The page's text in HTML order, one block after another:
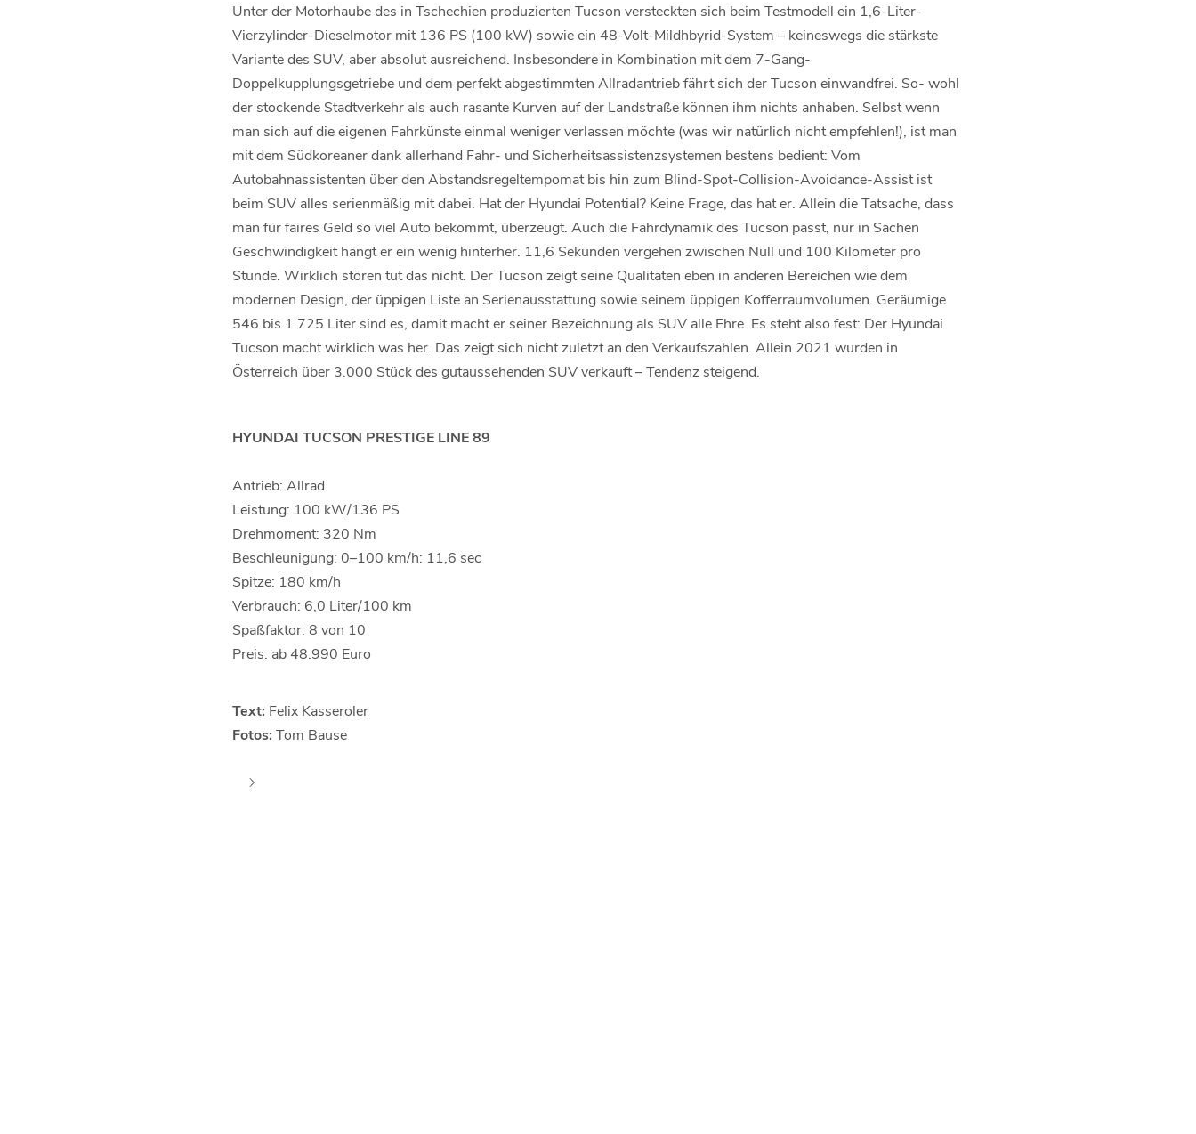
Unter der Motorhaube des in Tschechien produzierten Tucson versteckten sich beim Testmodell ein 1,6-Liter-
Vierzylinder-Dieselmotor mit 136 PS (100 kW) sowie ein 48-Volt-Mildhbyrid-System – keineswegs die stärkste
Variante des SUV, aber absolut ausreichend. Insbesondere in Kombination mit dem 7-Gang-
Doppelkupplungsgetriebe und dem perfekt abgestimmten Allradantrieb fährt sich der Tucson einwandfrei. So- wohl
der stockende Stadtverkehr als auch rasante Kurven auf der Landstraße können ihm nichts anhaben. Selbst wenn
man sich auf die eigenen Fahrkünste einmal weniger verlassen möchte (was wir natürlich nicht empfehlen!), ist man
mit dem Südkoreaner dank allerhand Fahr- und Sicherheitsassistenzsystemen bestens bedient: Vom
Autobahnassistenten über den Abstandsregeltempomat bis hin zum Blind-Spot-Collision-Avoidance-Assist ist
beim SUV alles serienmäßig mit dabei. Hat der Hyundai Potential? Keine Frage, das hat er. Allein die Tatsache, dass
man für faires Geld so viel Auto bekommt, überzeugt. Auch die Fahrdynamik des Tucson passt, nur in Sachen
Geschwindigkeit hängt er ein wenig hinterher. 11,6 Sekunden vergehen zwischen Null und 100 Kilometer pro
Stunde. Wirklich stören tut das nicht. Der Tucson zeigt seine Qualitäten eben in anderen Bereichen wie dem
modernen Design, der üppigen Liste an Serienausstattung sowie seinem üppigen Kofferraumvolumen. Geräumige
546 bis 1.725 Liter sind es, damit macht er seiner Bezeichnung als SUV alle Ehre. Es steht also fest: Der Hyundai
Tucson macht wirklich was her. Das zeigt sich nicht zuletzt an den Verkaufszahlen. Allein 2021 wurden in
Österreich über 3.000 Stück des gutaussehenden SUV verkauft – Tendenz steigend.
HYUNDAI TUCSON PRESTIGE LINE 89
Antrieb: Allrad
Leistung: 100 kW/136 PS
Drehmoment: 320 Nm
Beschleunigung: 0–100 km/h: 11,6 sec
Spitze: 180 km/h
Verbrauch: 6,0 Liter/100 km
Spaßfaktor: 8 von 10
Preis: ab 48.990 Euro
Text: Felix Kasseroler
Fotos: Tom Bause